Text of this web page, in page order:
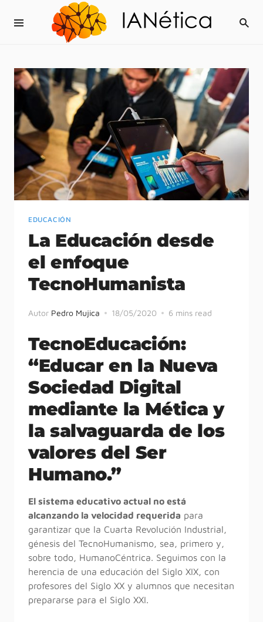
EDUCACIÓN
La Educación desde
el enfoque
TecnoHumanista
Autor Pedro Mujica 18/05/2020 6 mins read
TecnoEducación:
“Educar en la Nueva
Sociedad Digital
mediante la Mética y
la salvaguarda de los
valores del Ser
Humano.”
El sistema educativo actual no está
alcanzando la velocidad requerida para
garantizar que la Cuarta Revolución Industrial,
génesis del TecnoHumanismo, sea, primero y,
sobre todo, HumanoCéntrica. Seguimos con la
herencia de una educación del Siglo XIX, con
profesores del Siglo XX y alumnos que necesitan
prepararse para el Siglo XXI.